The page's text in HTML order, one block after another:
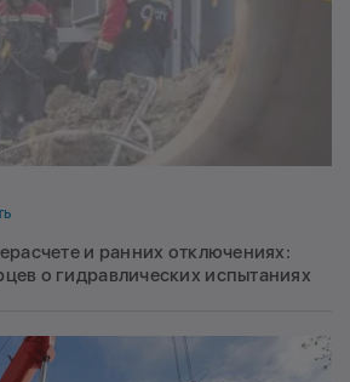
и ранних отключениях:
о гидравлических испытаниях